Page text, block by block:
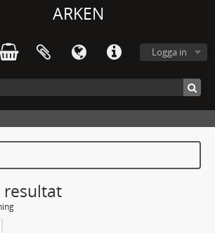
ARKEN
Logga in
resultat